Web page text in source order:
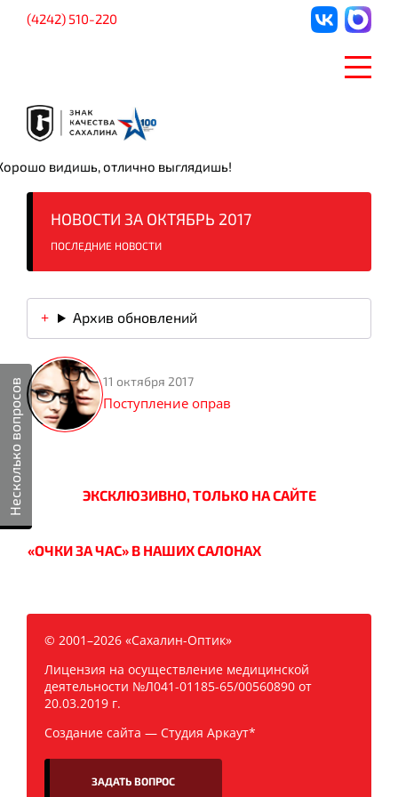
Несколько вопросов
видишь, отлично выглядишь!
(4242) 510-220
НОВОСТИ ЗА ОКТЯБРЬ 2017
ПОСЛЕДНИЕ НОВОСТИ
Архив обновлений
11 октября 2017
Поступление оправ
ЭКСКЛЮЗИВНО, ТОЛЬКО НА САЙТЕ
«ОЧКИ ЗА ЧАС» В НАШИХ САЛОНАХ
© 2001–2026 «Сахалин-Оптик»
Лицензия на осуществление медицинской
деятельности №Л041-01185-65/00560890 от
20.03.2019 г.
Создание сайта — Студия Аркаут*
ЗАДАТЬ ВОПРОС